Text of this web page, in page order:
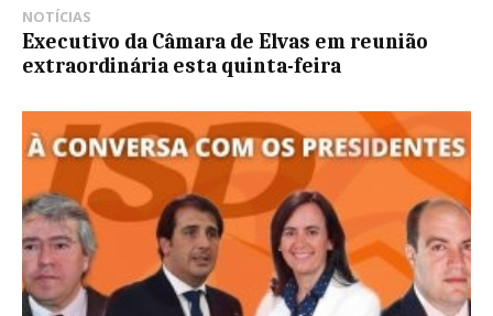
NOTÍCIAS
Executivo da Câmara de Elvas em reunião
extraordinária esta quinta-feira